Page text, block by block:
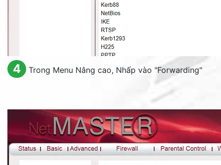
4 Trong Menu Nâng cao, Nhấp vào "Forwarding"